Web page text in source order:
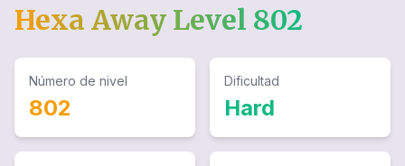
Hexa Away Level 802
Número de nivel
802
Dificultad
Hard